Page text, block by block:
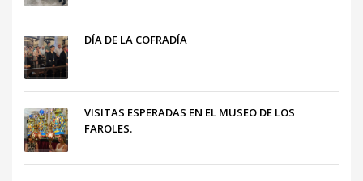
DÍA DE LA COFRADÍA
VISITAS ESPERADAS EN EL MUSEO DE LOS
FAROLES.